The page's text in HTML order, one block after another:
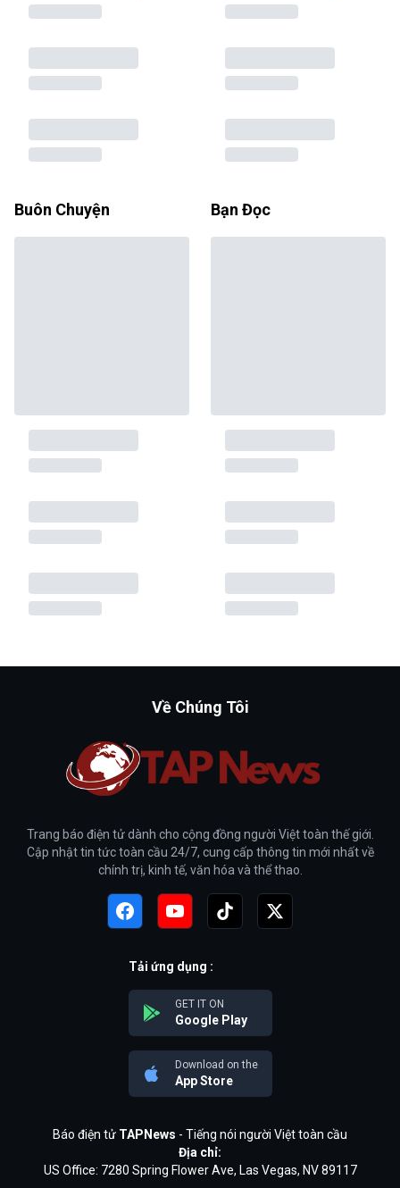
Buôn Chuyện Bạn Đọc
Về Chúng Tôi
Trang báo điện tử dành cho cộng đồng người Việt toàn thế giới.
Cập nhật tin tức toàn cầu 24/7, cung cấp thông tin mới nhất về
chính trị, kinh tế, văn hóa và thể thao.
Tải ứng dụng :
GET IT ON
Google Play
Download on the
App Store
Báo điện tử TAPNews - Tiếng nói người Việt toàn cầu
Địa chỉ:
US Office: 7280 Spring Flower Ave, Las Vegas, NV 89117